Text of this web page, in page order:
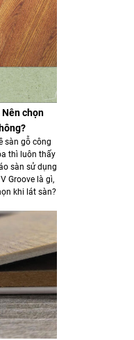
chọn
sàn gỗ công
thì luôn thấy
sàn sử dụng
Groove là gì,
khi lát sàn?